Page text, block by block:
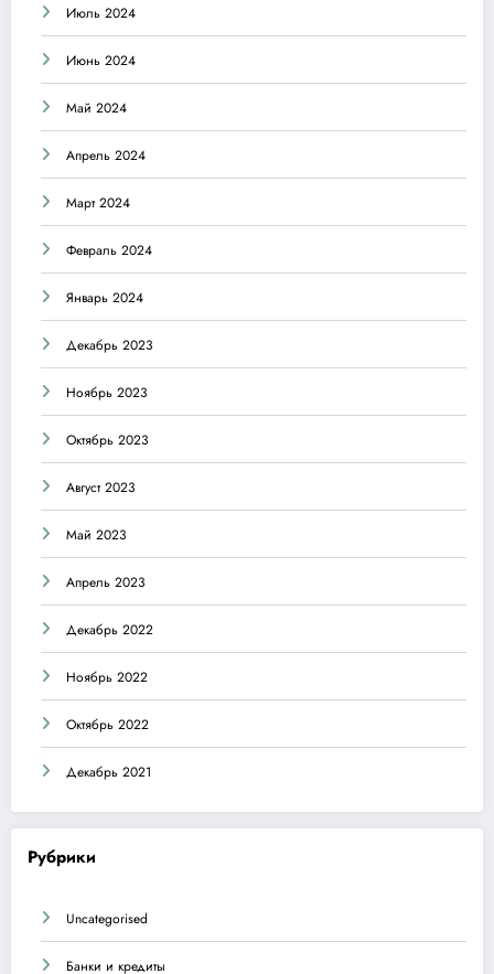
Июль 2024
Июнь 2024
Май 2024
Апрель 2024
Март 2024
Февраль 2024
Январь 2024
Декабрь 2023
Ноябрь 2023
Октябрь 2023
Август 2023
Май 2023
Апрель 2023
Декабрь 2022
Ноябрь 2022
Октябрь 2022
Декабрь 2021
Рубрики
Uncategorised
Банки и кредиты